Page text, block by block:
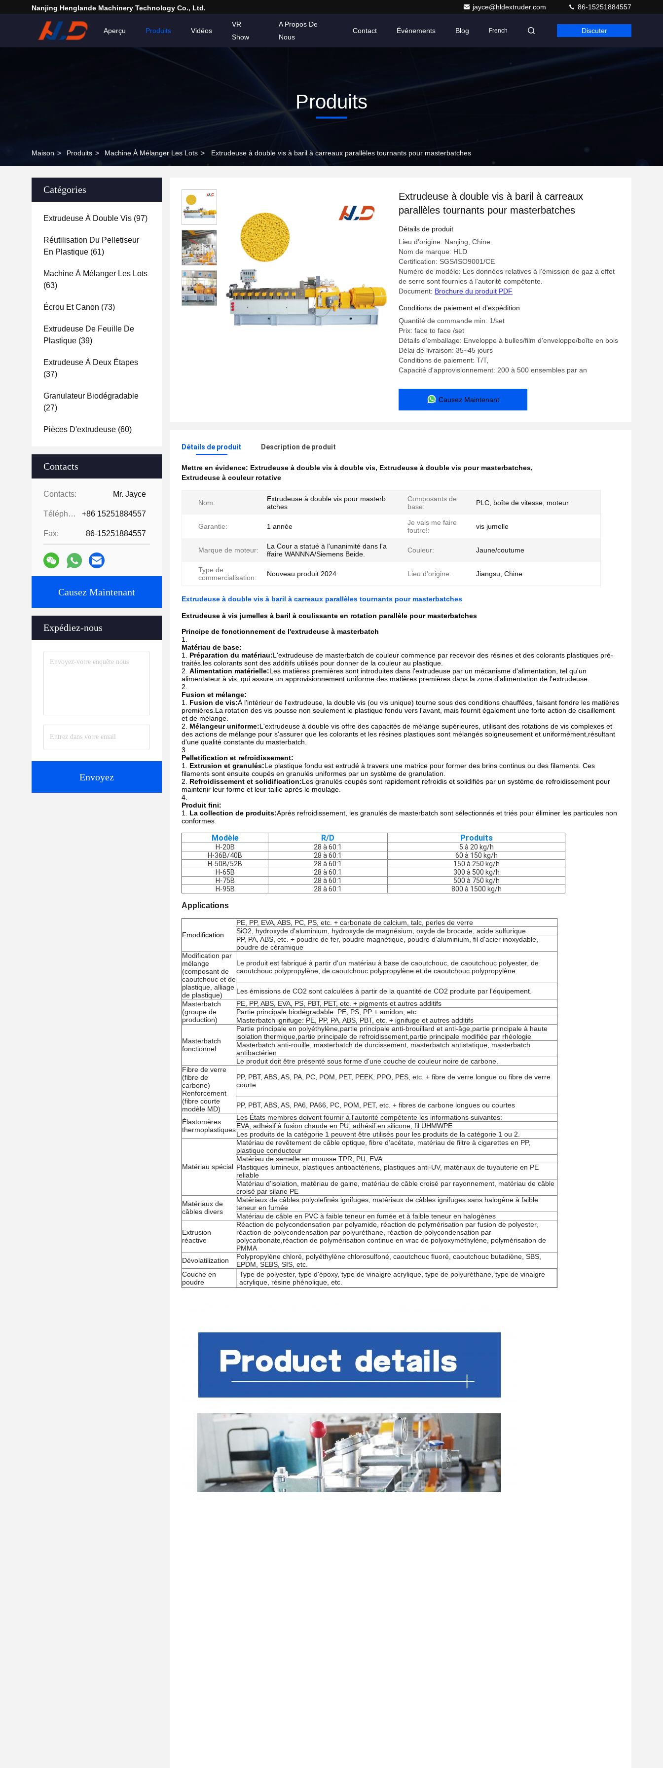
Nanjing Henglande Machinery Technology Co., Ltd. jayce@hldextruder.com 86-15251884557
Aperçu Produits Vidéos
VR
Show
A Propos De
Nous
Contact Événements Blog French Discuter
Produits
Maison > Produits > Machine À Mélanger Les Lots > Extrudeuse à double vis à baril à carreaux parallèles tournants pour masterbatches
Catégories
Extrudeuse À Double Vis (97)
Réutilisation Du Pelletiseur
En Plastique (61)
Machine À Mélanger Les Lots
(63)
Écrou Et Canon (73)
Extrudeuse De Feuille De
Plastique (39)
Extrudeuse À Deux Étapes
(37)
Granulateur Biodégradable
(27)
Pièces D'extrudeuse (60)
Contacts
Contacts: Mr. Jayce
Téléphone: +86 15251884557
Fax: 86-15251884557
Causez Maintenant
Expédiez-nous
Envoyez
Extrudeuse à double vis à baril à carreaux
parallèles tournants pour masterbatches
Détails de produit
Lieu d'origine: Nanjing, Chine
Nom de marque: HLD
Certification: SGS/ISO9001/CE
Numéro de modèle: Les données relatives à l'émission de gaz à effet
de serre sont fournies à l'autorité compétente.
Document: Brochure du produit PDF
Conditions de paiement et d'expédition
Quantité de commande min: 1/set
Prix: face to face /set
Détails d'emballage: Enveloppe à bulles/film d'enveloppe/boîte en bois
Délai de livraison: 35~45 jours
Conditions de paiement: T/T,
Capacité d'approvisionnement: 200 à 500 ensembles par an
Causez Maintenant
Détails de produit Description de produit
Mettre en évidence: Extrudeuse à double vis à double vis, Extrudeuse à double vis pour masterbatches,
Extrudeuse à couleur rotative
Nom:
Extrudeuse à double vis pour masterb
atches
Composants de
base:
PLC, boîte de vitesse, moteur
Garantie: 1 année
Je vais me faire
foutre!:
vis jumelle
Marque de moteur:
La Cour a statué à l'unanimité dans l'a
ffaire WANNNA/Siemens Beide.
Couleur: Jaune/coutume
Type de
commercialisation:
Nouveau produit 2024 Lieu d'origine: Jiangsu, Chine
Extrudeuse à double vis à baril à carreaux parallèles tournants pour masterbatches
Extrudeuse à vis jumelles à baril à coulissante en rotation parallèle pour masterbatches
Principe de fonctionnement de l'extrudeuse à masterbatch
Matériau de base:
Préparation du matériau:L'extrudeuse de masterbatch de couleur commence par recevoir des résines et des colorants plastiques pré-
traités.les colorants sont des additifs utilisés pour donner de la couleur au plastique.
Alimentation matérielle:Les matières premières sont introduites dans l'extrudeuse par un mécanisme d'alimentation, tel qu'un
alimentateur à vis, qui assure un approvisionnement uniforme des matières premières dans la zone d'alimentation de l'extrudeuse.
Fusion et mélange:
Fusion de vis:À l'intérieur de l'extrudeuse, la double vis (ou vis unique) tourne sous des conditions chauffées, faisant fondre les matières
premières.La rotation des vis pousse non seulement le plastique fondu vers l'avant, mais fournit également une forte action de cisaillement
et de mélange.
Mélangeur uniforme:L'extrudeuse à double vis offre des capacités de mélange supérieures, utilisant des rotations de vis complexes et
des actions de mélange pour s'assurer que les colorants et les résines plastiques sont mélangés soigneusement et uniformément,résultant
d'une qualité constante du masterbatch.
Pelletification et refroidissement:
Extrusion et granulés:Le plastique fondu est extrudé à travers une matrice pour former des brins continus ou des filaments. Ces
filaments sont ensuite coupés en granulés uniformes par un système de granulation.
Refroidissement et solidification:Les granulés coupés sont rapidement refroidis et solidifiés par un système de refroidissement pour
maintenir leur forme et leur taille après le moulage.
Produit fini:
La collection de produits:Après refroidissement, les granulés de masterbatch sont sélectionnés et triés pour éliminer les particules non
conformes.
Modèle R/D Produits
H-20B 28 à 60:1
5 à 20 kg/h
H-36B/40B
28 à 60:1
60 à 150 kg/h
H-50B/52B
28 à 60:1
150 à 250 kg/h
H-65B
28 à 60:1
300 à 500 kg/h
H-75B
28 à 60:1
500 à 750 kg/h
H-95B
28 à 60:1 800 à 1500 kg/h
Applications
Fmodification
PE, PP, EVA, ABS, PC, PS, etc. + carbonate de calcium, talc, perles de verre
SiO2, hydroxyde d'aluminium, hydroxyde de magnésium, oxyde de brocade, acide sulfurique
PP, PA, ABS, etc. + poudre de fer, poudre magnétique, poudre d'aluminium, fil d'acier inoxydable,
poudre de céramique
Modification par
mélange
(composant de
caoutchouc et de
plastique, alliage
de plastique)
Le produit est fabriqué à partir d'un matériau à base de caoutchouc, de caoutchouc polyester, de
caoutchouc polypropylène, de caoutchouc polypropylène et de caoutchouc polypropylène.
Les émissions de CO2 sont calculées à partir de la quantité de CO2 produite par l'équipement.
Masterbatch
(groupe de
production)
PE, PP, ABS, EVA, PS, PBT, PET, etc. + pigments et autres additifs
Partie principale biodégradable: PE, PS, PP + amidon, etc.
Masterbatch ignifuge: PE, PP, PA, ABS, PBT, etc. + ignifuge et autres additifs
Masterbatch
fonctionnel
Partie principale en polyéthylène,partie principale anti-brouillard et anti-âge,partie principale à haute
isolation thermique,partie principale de refroidissement,partie principale modifiée par rhéologie
Masterbatch anti-rouille, masterbatch de durcissement, masterbatch antistatique, masterbatch
antibactérien
Le produit doit être présenté sous forme d'une couche de couleur noire de carbone.
Fibre de verre
(fibre de
carbone)
Renforcement
(fibre courte
modèle MD)
PP, PBT, ABS, AS, PA, PC, POM, PET, PEEK, PPO, PES, etc. + fibre de verre longue ou fibre de verre
courte
PP, PBT, ABS, AS, PA6, PA66, PC, POM, PET, etc. + fibres de carbone longues ou courtes
Élastomères
thermoplastiques
Les États membres doivent fournir à l'autorité compétente les informations suivantes:
EVA, adhésif à fusion chaude en PU, adhésif en silicone, fil UHMWPE
Les produits de la catégorie 1 peuvent être utilisés pour les produits de la catégorie 1 ou 2.
Matériau spécial
Matériau de revêtement de câble optique, fibre d'acétate, matériau de filtre à cigarettes en PP,
plastique conducteur
Matériau de semelle en mousse TPR, PU, EVA
Plastiques lumineux, plastiques antibactériens, plastiques anti-UV, matériaux de tuyauterie en PE
reliable
Matériau d'isolation, matériau de gaine, matériau de câble croisé par rayonnement, matériau de câble
croisé par silane PE
Matériaux de
câbles divers
Matériaux de câbles polyolefinés ignifuges, matériaux de câbles ignifuges sans halogène à faible
teneur en fumée
Matériau de câble en PVC à faible teneur en fumée et à faible teneur en halogènes
Extrusion
réactive
Réaction de polycondensation par polyamide, réaction de polymérisation par fusion de polyester,
réaction de polycondensation par polyuréthane, réaction de polycondensation par
polycarbonate,réaction de polymérisation continue en vrac de polyoxyméthylène, polymérisation de
PMMA
Dévolatilization
Polypropylène chloré, polyéthylène chlorosulfoné, caoutchouc fluoré, caoutchouc butadiène, SBS,
EPDM, SEBS, SIS, etc.
Couche en
poudre
Type de polyester, type d'époxy, type de vinaigre acrylique, type de polyuréthane, type de vinaigre
acrylique, résine phénolique, etc.